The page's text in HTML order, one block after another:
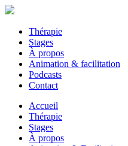
Thérapie
Stages
À propos
Animation & facilitation
Podcasts
Contact
Accueil
Thérapie
Stages
À propos